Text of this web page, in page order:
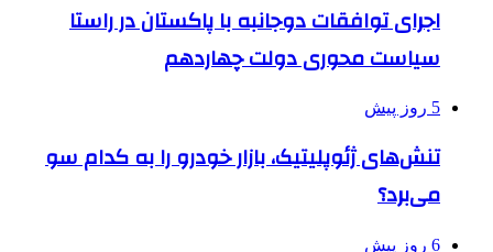
اجرای توافقات دوجانبه با پاکستان در راستا
سیاست محوری دولت چهاردهم
5 روز پیش
تنش‌های ژئوپلیتیک، بازار خودرو را به کدام سو
می‌برد؟
6 روز پیش